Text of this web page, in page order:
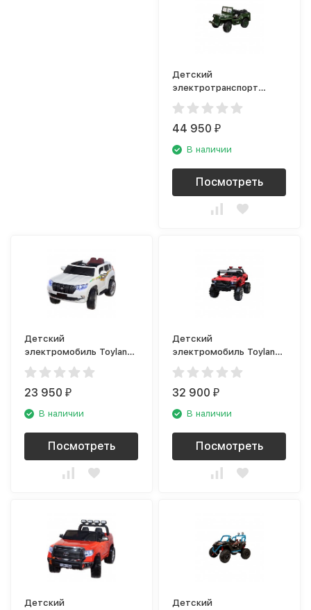
Детский
электротранспорт
Toyland Jeep Willys YKE
4137 Army green
44 950₽
В наличии
Посмотреть
Детский
электромобиль Toyland
Toyota Prado YHD5637
белый
23 950₽
В наличии
Посмотреть
Детский
электромобиль Toyland
Jeep Big QLS 618 бордо
32 900₽
В наличии
Посмотреть
Детский
Детский